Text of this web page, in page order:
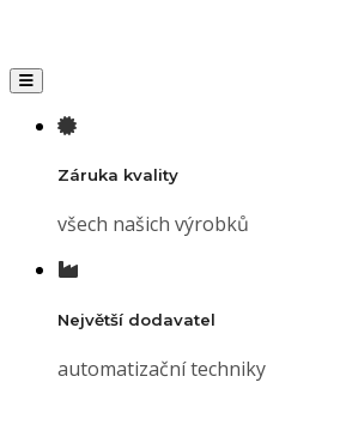
Toggle navigation
Záruka kvality
všech našich výrobků
Největší dodavatel
automatizační techniky